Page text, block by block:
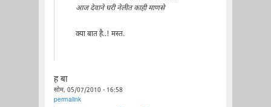
आज देवाने घरी नेलीत काही माणसे
क्या बात है..! मस्त.
ह बा
सोम, 05/07/2010 - 16:58
permalink